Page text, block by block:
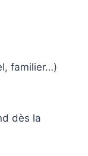
familier…)
dès la